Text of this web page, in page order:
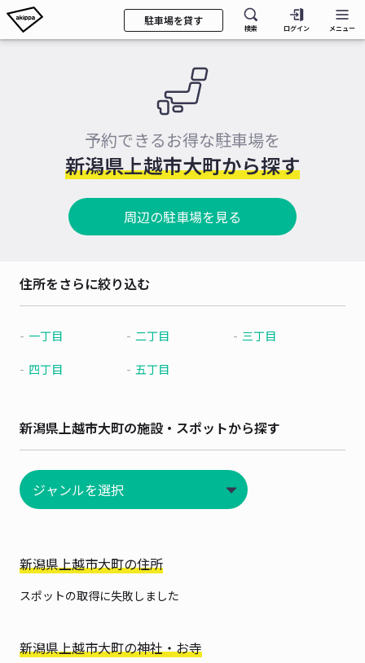
駐車場を貸す
検索 ログイン メニュー
予約できるお得な駐車場を
新潟県上越市大町から探す
周辺の駐車場を見る
住所をさらに絞り込む
一丁目 二丁目 三丁目
四丁目 五丁目
新潟県上越市大町の施設・スポットから探す
新潟県上越市大町の住所
スポットの取得に失敗しました
新潟県上越市大町の神社・お寺